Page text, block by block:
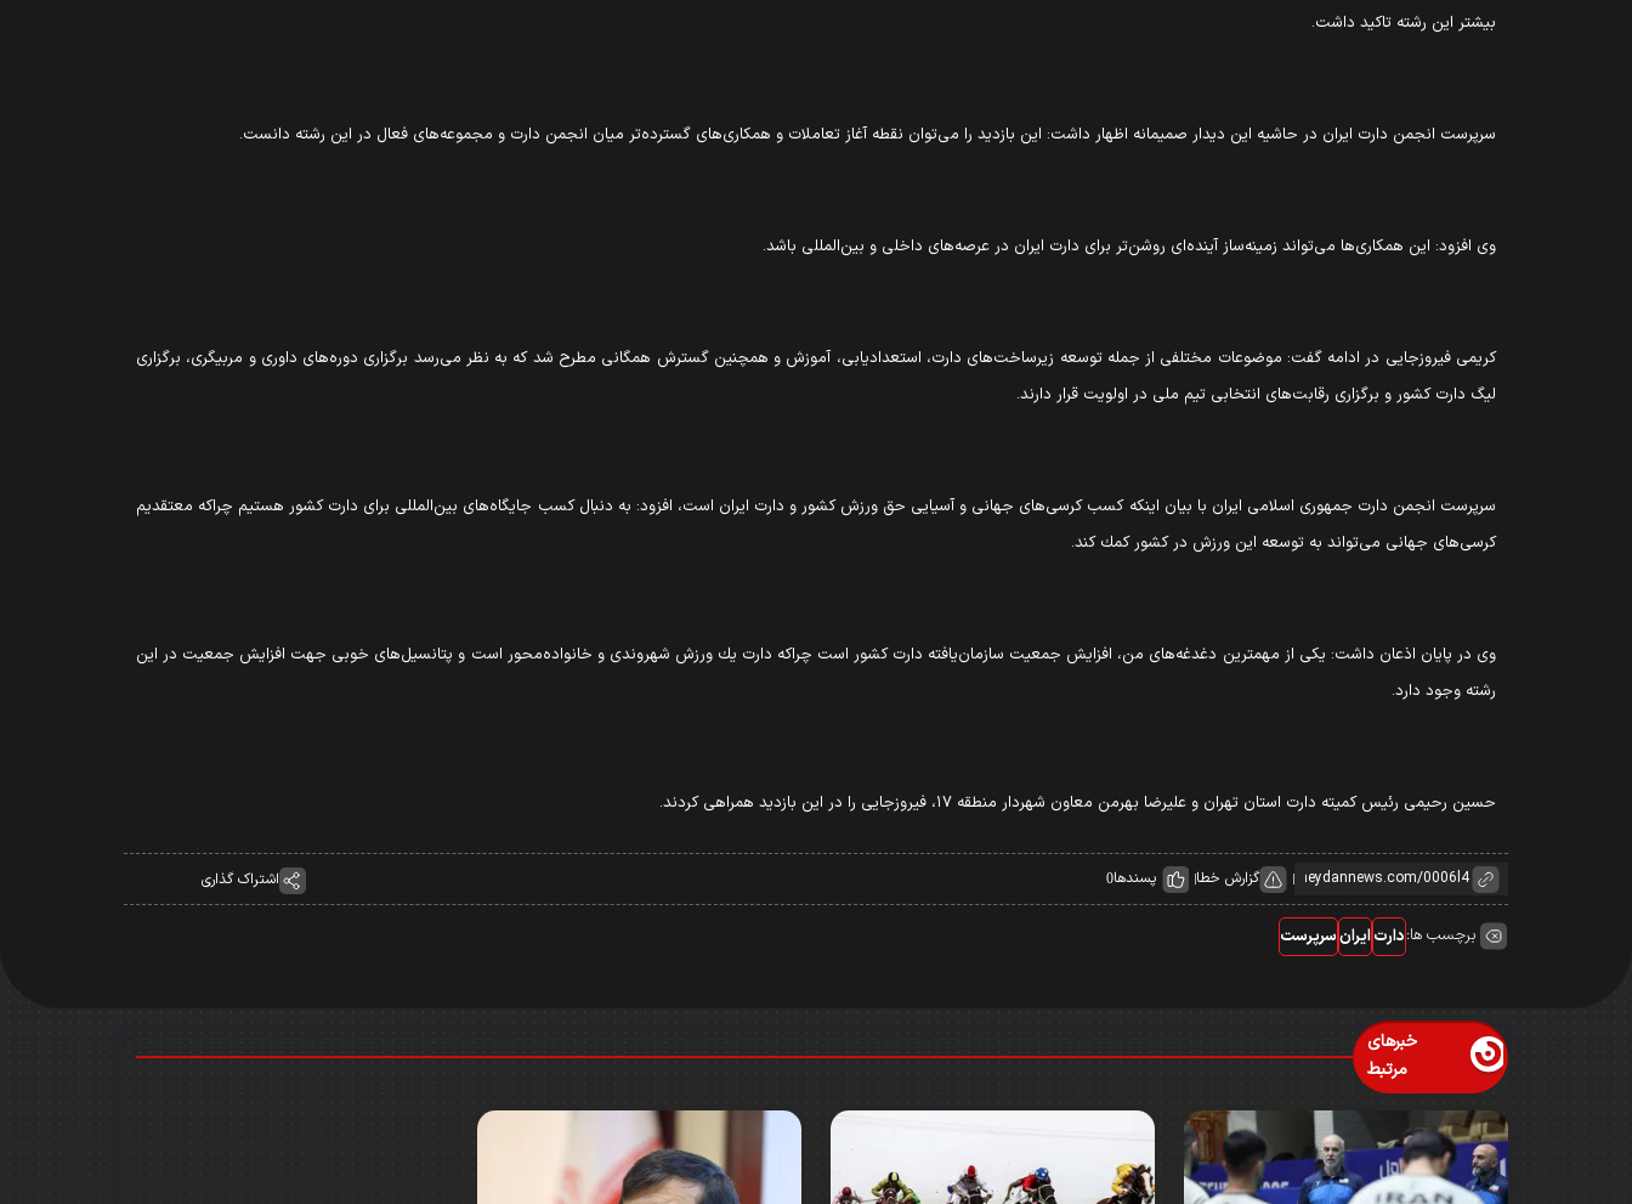
بیشتر این رشته تاکید داشت.
سرپرست انجمن دارت ايران در حاشيه اين ديدار صميمانه اظهار داشت: این بازدید را می‌توان نقطه آغاز تعاملات و همکاری‌های گسترده‌تر میان انجمن دارت و مجموعه‌های فعال در اين رشته دانست.
وى افزود: اين همکاری‌ها می‌تواند زمینه‌ساز آینده‌ای روشن‌تر برای دارت ایران در عرصه‌های داخلی و بین‌المللی باشد.
كريمى فيروزجايى در ادامه گفت: موضوعات مختلفی از جمله توسعه زیرساخت‌های دارت، استعدادیابی، آموزش و همچنين گسترش همگانی مطرح شد كه به نظر مى‌رسد برگزارى دوره‌هاى داورى و مربيگرى، برگزارى
ليگ دارت كشور و برگزارى رقابت‌هاى انتخابى تيم ملى در اولويت قرار دارند.
سرپرست انجمن دارت جمهوری اسلامی ایران با بيان اينكه كسب كرسى‌هاى جهانى و آسيايى حق ورزش كشور و دارت ايران است، افزود: به دنبال كسب جايگاه‌هاى بين‌المللى براى دارت كشور هستيم چراكه معتقديم
كرسى‌هاى جهانى مى‌تواند به توسعه اين ورزش در كشور كمك كند.
وى در پايان اذعان داشت: يكى از مهمترين دغدغه‌هاى من، افزايش جمعيت سازمان‌يافته دارت کشور است چراكه دارت يك ورزش شهروندى و خانواده‌محور است و پتانسيل‌هاى خوبى جهت افزايش جمعيت در اين
رشته وجود دارد.
حسین رحیمی رئیس کمیته دارت استان تهران و علیرضا بهرمن معاون شهردار منطقه ۱۷، فيروزجايى را در اين بازديد همراهى كردند.
گزارش خطا پسندها0 اشتراک گذاری
برچسب ها:دارتایرانسرپرست
خبرهای
مرتبط